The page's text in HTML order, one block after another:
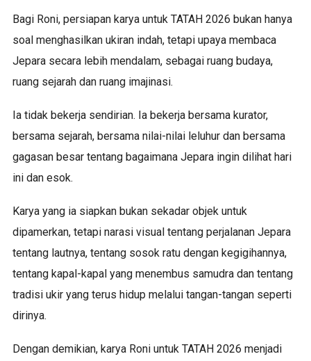
Bagi Roni, persiapan karya untuk TATAH 2026 bukan hanya
soal menghasilkan ukiran indah, tetapi upaya membaca
Jepara secara lebih mendalam, sebagai ruang budaya,
ruang sejarah dan ruang imajinasi.
Ia tidak bekerja sendirian. Ia bekerja bersama kurator,
bersama sejarah, bersama nilai-nilai leluhur dan bersama
gagasan besar tentang bagaimana Jepara ingin dilihat hari
ini dan esok.
Karya yang ia siapkan bukan sekadar objek untuk
dipamerkan, tetapi narasi visual tentang perjalanan Jepara
tentang lautnya, tentang sosok ratu dengan kegigihannya,
tentang kapal-kapal yang menembus samudra dan tentang
tradisi ukir yang terus hidup melalui tangan-tangan seperti
dirinya.
Dengan demikian, karya Roni untuk TATAH 2026 menjadi